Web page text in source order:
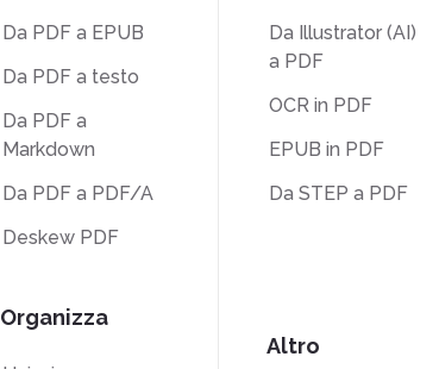
Da PDF a EPUB
Da PDF a testo
Da PDF a
Markdown
Da PDF a PDF/A
Deskew PDF
Organizza
Da Illustrator (AI)
a PDF
OCR in PDF
EPUB in PDF
Da STEP a PDF
Altro